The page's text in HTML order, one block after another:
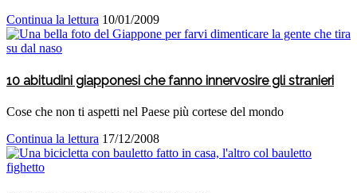
Continua la lettura 10/01/2009
10 abitudini giapponesi che fanno innervosire gli stranieri
Cose che non ti aspetti nel Paese più cortese del mondo
Continua la lettura 17/12/2008